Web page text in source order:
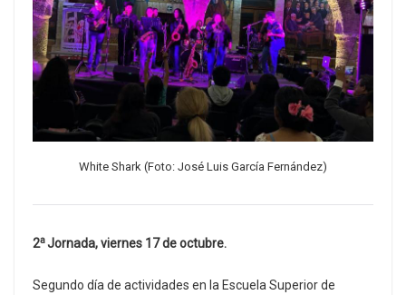
White Shark (Foto: José Luis García Fernández)
2aJornada, viernes 17 de octubre.
Segundo día de actividades en la Escuela Superior de